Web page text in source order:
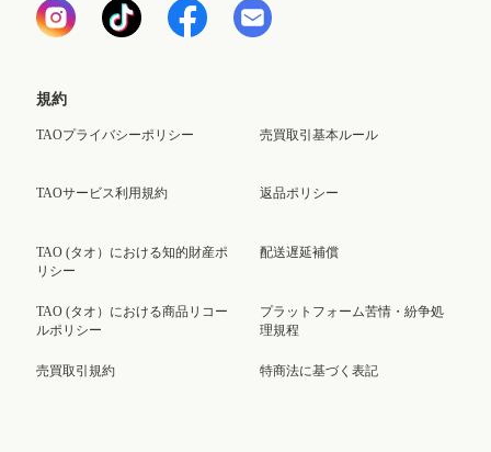
規約
TAOプライバシーポリシー
TAOサービス利用規約
TAO (タオ）における知的財産ポ
リシー
TAO (タオ）における商品リコー
ルポリシー
売買取引規約
売買取引基本ルール
返品ポリシー
配送遅延補償
プラットフォーム苦情・紛争処
理規程
特商法に基づく表記